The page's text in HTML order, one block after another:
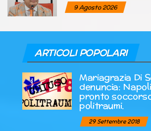
9 Agosto 2026
ARTICOLI POPOLARI
Mariagrazia Di
denuncia:
pronto
politraumi.
29 Settembre 2018